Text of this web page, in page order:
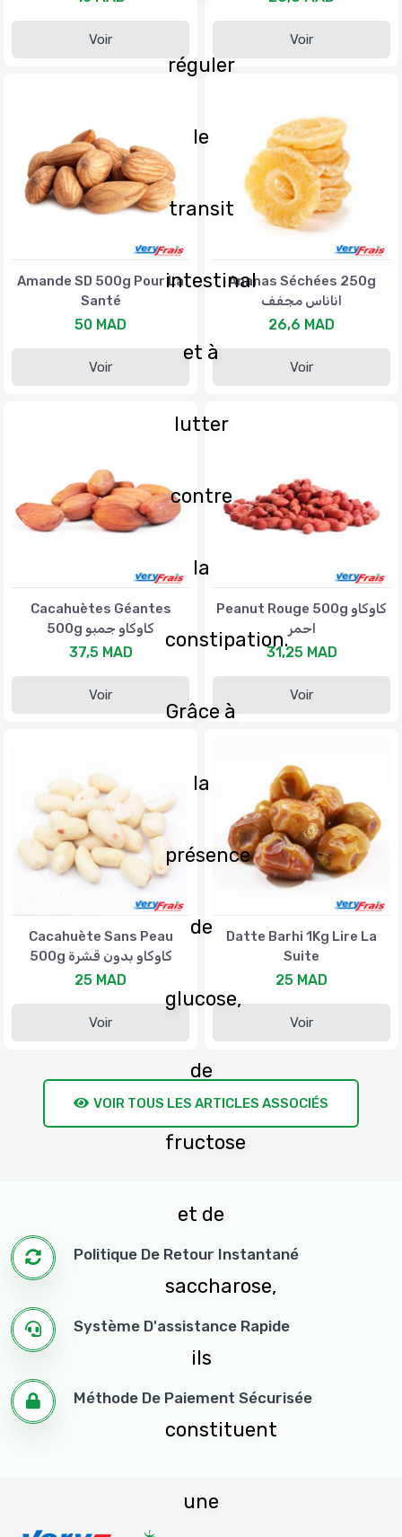
réguler
le
transit
intestinal
et à
lutter
contre
la
constipation.
Grâce à
la
présence
de
glucose,
de
fructose
et de
saccharose,
ils
constituent
une
Voir Voir
Amande SD 500g Pour La
Santé
50 MAD
Voir
Ananas Séchées 250g
اناناس مجفف
26,6 MAD
Voir
Cacahuètes Géantes
500g كاوكاو جمبو
37,5 MAD
Voir
Peanut Rouge 500g كاوكاو
احمر
31,25 MAD
Voir
Cacahuète Sans Peau
500g كاوكاو بدون قشرة
25 MAD
Voir
Datte Barhi 1Kg Lire La
Suite
25 MAD
Voir
VOIR TOUS LES ARTICLES ASSOCIÉS
Politique De Retour Instantané
Système D'assistance Rapide
Méthode De Paiement Sécurisée